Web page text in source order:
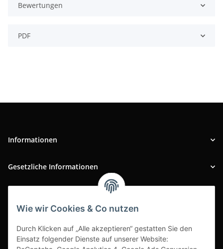
Wie wir Cookies & Co nutzen
Durch Klicken auf „Alle akzeptieren“ gestatten Sie den
Einsatz folgender Dienste auf unserer Website:
Bewertungen
PDF
Informationen
Gesetzliche Informationen